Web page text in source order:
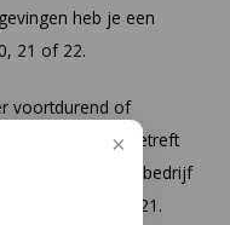
heb je een
21 of 22.
voortdurend of
activiteit), dan betreft
onder normaal bedrijf
een zone 1 of 21.